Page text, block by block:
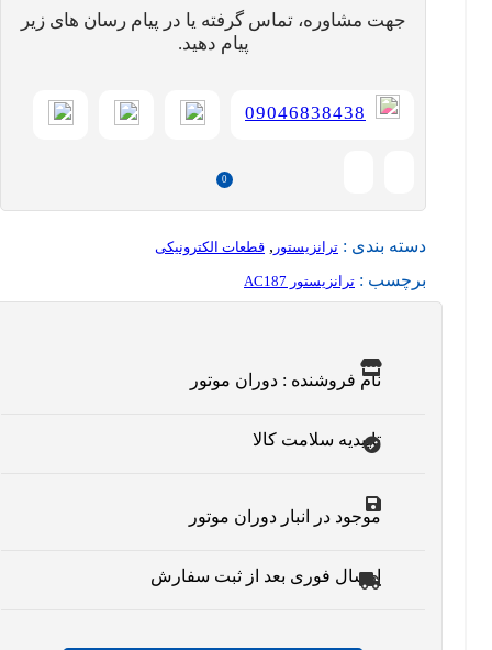
سایر الکتروموتور
درباره ما
0
جهت مشاوره، تماس گرفته یا در پیام رسان های زیر
پیام دهید.
09046838438
دسته بندی : ترانزیستور , قطعات الکترونیکی
برچسب : ترانزیستور AC187
نام فروشنده : دوران موتور
تاییدیه سلامت کالا
موجود در انبار دوران موتور
ارسال فوری بعد از ثبت سفارش